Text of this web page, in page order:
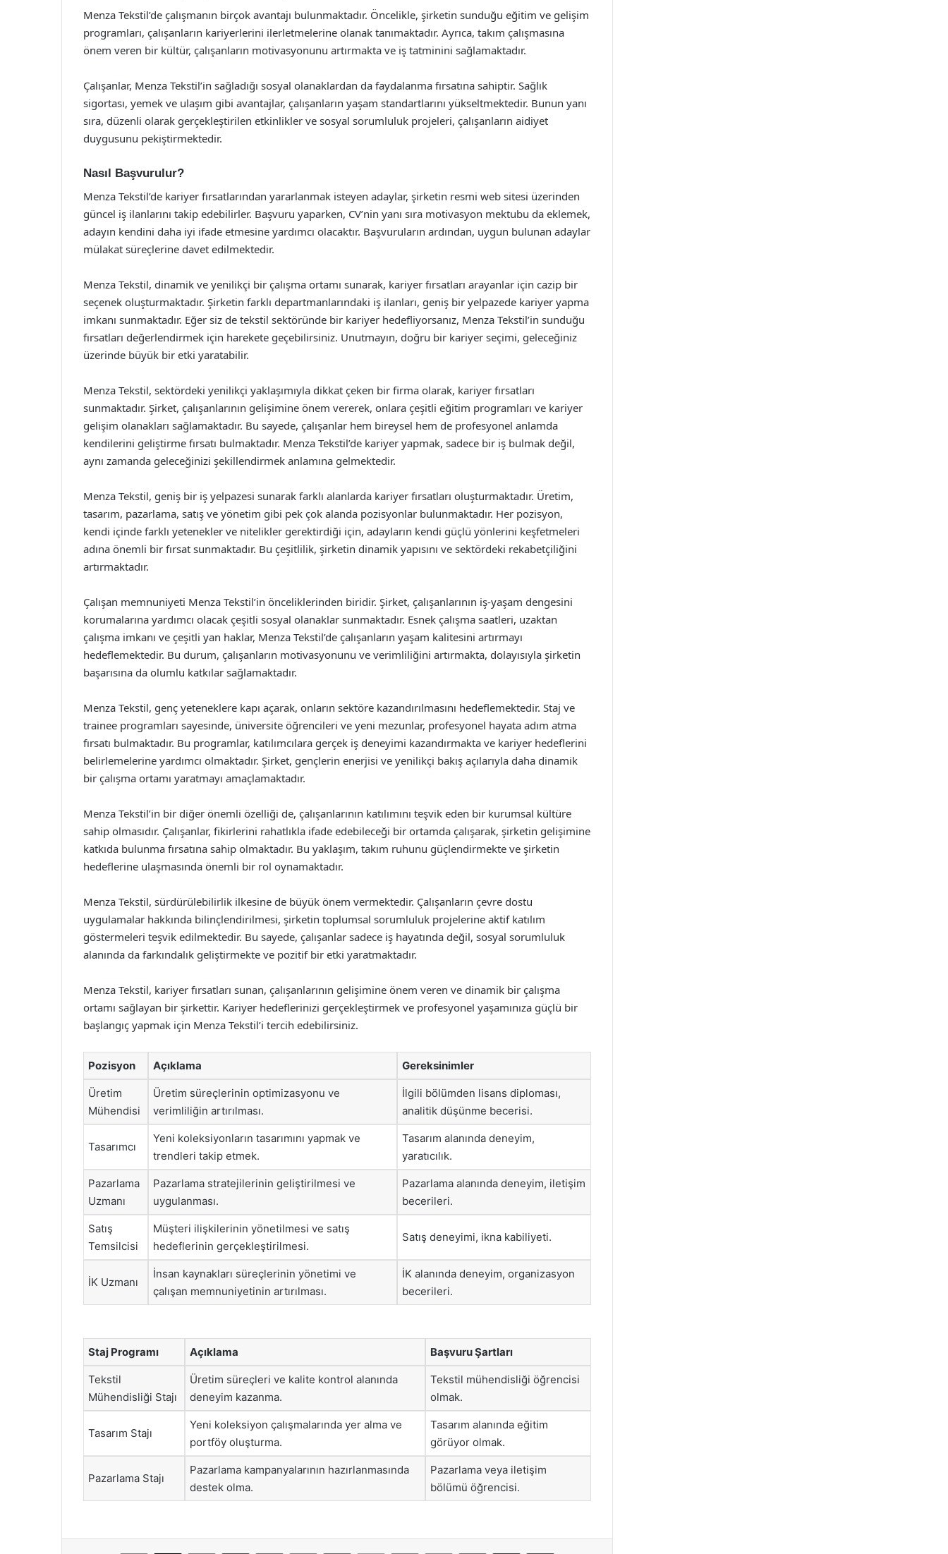
Menza Tekstil’de çalışmanın birçok avantajı bulunmaktadır. Öncelikle, şirketin sunduğu eğitim ve gelişim
programları, çalışanların kariyerlerini ilerletmelerine olanak tanımaktadır. Ayrıca, takım çalışmasına
önem veren bir kültür, çalışanların motivasyonunu artırmakta ve iş tatminini sağlamaktadır.
Çalışanlar, Menza Tekstil’in sağladığı sosyal olanaklardan da faydalanma fırsatına sahiptir. Sağlık
sigortası, yemek ve ulaşım gibi avantajlar, çalışanların yaşam standartlarını yükseltmektedir. Bunun yanı
sıra, düzenli olarak gerçekleştirilen etkinlikler ve sosyal sorumluluk projeleri, çalışanların aidiyet
duygusunu pekiştirmektedir.
Nasıl Başvurulur?
Menza Tekstil’de kariyer fırsatlarından yararlanmak isteyen adaylar, şirketin resmi web sitesi üzerinden
güncel iş ilanlarını takip edebilirler. Başvuru yaparken, CV’nin yanı sıra motivasyon mektubu da eklemek,
adayın kendini daha iyi ifade etmesine yardımcı olacaktır. Başvuruların ardından, uygun bulunan adaylar
mülakat süreçlerine davet edilmektedir.
Menza Tekstil, dinamik ve yenilikçi bir çalışma ortamı sunarak, kariyer fırsatları arayanlar için cazip bir
seçenek oluşturmaktadır. Şirketin farklı departmanlarındaki iş ilanları, geniş bir yelpazede kariyer yapma
imkanı sunmaktadır. Eğer siz de tekstil sektöründe bir kariyer hedefliyorsanız, Menza Tekstil’in sunduğu
fırsatları değerlendirmek için harekete geçebilirsiniz. Unutmayın, doğru bir kariyer seçimi, geleceğiniz
üzerinde büyük bir etki yaratabilir.
Menza Tekstil, sektördeki yenilikçi yaklaşımıyla dikkat çeken bir firma olarak, kariyer fırsatları
sunmaktadır. Şirket, çalışanlarının gelişimine önem vererek, onlara çeşitli eğitim programları ve kariyer
gelişim olanakları sağlamaktadır. Bu sayede, çalışanlar hem bireysel hem de profesyonel anlamda
kendilerini geliştirme fırsatı bulmaktadır. Menza Tekstil’de kariyer yapmak, sadece bir iş bulmak değil,
aynı zamanda geleceğinizi şekillendirmek anlamına gelmektedir.
Menza Tekstil, geniş bir iş yelpazesi sunarak farklı alanlarda kariyer fırsatları oluşturmaktadır. Üretim,
tasarım, pazarlama, satış ve yönetim gibi pek çok alanda pozisyonlar bulunmaktadır. Her pozisyon,
kendi içinde farklı yetenekler ve nitelikler gerektirdiği için, adayların kendi güçlü yönlerini keşfetmeleri
adına önemli bir fırsat sunmaktadır. Bu çeşitlilik, şirketin dinamik yapısını ve sektördeki rekabetçiliğini
artırmaktadır.
Çalışan memnuniyeti Menza Tekstil’in önceliklerinden biridir. Şirket, çalışanlarının iş-yaşam dengesini
korumalarına yardımcı olacak çeşitli sosyal olanaklar sunmaktadır. Esnek çalışma saatleri, uzaktan
çalışma imkanı ve çeşitli yan haklar, Menza Tekstil’de çalışanların yaşam kalitesini artırmayı
hedeflemektedir. Bu durum, çalışanların motivasyonunu ve verimliliğini artırmakta, dolayısıyla şirketin
başarısına da olumlu katkılar sağlamaktadır.
Menza Tekstil, genç yeteneklere kapı açarak, onların sektöre kazandırılmasını hedeflemektedir. Staj ve
trainee programları sayesinde, üniversite öğrencileri ve yeni mezunlar, profesyonel hayata adım atma
fırsatı bulmaktadır. Bu programlar, katılımcılara gerçek iş deneyimi kazandırmakta ve kariyer hedeflerini
belirlemelerine yardımcı olmaktadır. Şirket, gençlerin enerjisi ve yenilikçi bakış açılarıyla daha dinamik
bir çalışma ortamı yaratmayı amaçlamaktadır.
Menza Tekstil’in bir diğer önemli özelliği de, çalışanlarının katılımını teşvik eden bir kurumsal kültüre
sahip olmasıdır. Çalışanlar, fikirlerini rahatlıkla ifade edebileceği bir ortamda çalışarak, şirketin gelişimine
katkıda bulunma fırsatına sahip olmaktadır. Bu yaklaşım, takım ruhunu güçlendirmekte ve şirketin
hedeflerine ulaşmasında önemli bir rol oynamaktadır.
Menza Tekstil, sürdürülebilirlik ilkesine de büyük önem vermektedir. Çalışanların çevre dostu
uygulamalar hakkında bilinçlendirilmesi, şirketin toplumsal sorumluluk projelerine aktif katılım
göstermeleri teşvik edilmektedir. Bu sayede, çalışanlar sadece iş hayatında değil, sosyal sorumluluk
alanında da farkındalık geliştirmekte ve pozitif bir etki yaratmaktadır.
Menza Tekstil, kariyer fırsatları sunan, çalışanlarının gelişimine önem veren ve dinamik bir çalışma
ortamı sağlayan bir şirkettir. Kariyer hedeflerinizi gerçekleştirmek ve profesyonel yaşamınıza güçlü bir
başlangıç yapmak için Menza Tekstil’i tercih edebilirsiniz.
Pozisyon Açıklama Gereksinimler
Üretim
Mühendisi
Üretim süreçlerinin optimizasyonu ve
verimliliğin artırılması.
İlgili bölümden lisans diploması,
analitik düşünme becerisi.
Tasarımcı
Yeni koleksiyonların tasarımını yapmak ve
trendleri takip etmek.
Tasarım alanında deneyim,
yaratıcılık.
Pazarlama
Uzmanı
Pazarlama stratejilerinin geliştirilmesi ve
uygulanması.
Pazarlama alanında deneyim, iletişim
becerileri.
Satış
Temsilcisi
Müşteri ilişkilerinin yönetilmesi ve satış
hedeflerinin gerçekleştirilmesi.
Satış deneyimi, ikna kabiliyeti.
İK Uzmanı
İnsan kaynakları süreçlerinin yönetimi ve
çalışan memnuniyetinin artırılması.
İK alanında deneyim, organizasyon
becerileri.
Staj Programı Açıklama Başvuru Şartları
Tekstil
Mühendisliği Stajı
Üretim süreçleri ve kalite kontrol alanında
deneyim kazanma.
Tekstil mühendisliği öğrencisi
olmak.
Tasarım Stajı
Yeni koleksiyon çalışmalarında yer alma ve
portföy oluşturma.
Tasarım alanında eğitim
görüyor olmak.
Pazarlama Stajı
Pazarlama kampanyalarının hazırlanmasında
destek olma.
Pazarlama veya iletişim
bölümü öğrencisi.